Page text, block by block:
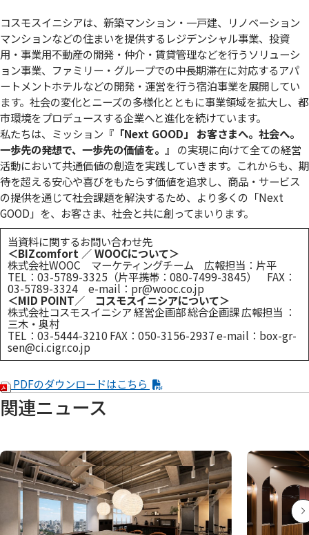
コスモスイニシアは、新築マンション・一戸建、リノベーション
マンションなどの住まいを提供するレジデンシャル事業、投資
用・事業用不動産の開発・仲介・賃貸管理などを行うソリューシ
ョン事業、ファミリー・グループでの中長期滞在に対応するアパ
ートメントホテルなどの開発・運営を行う宿泊事業を展開してい
ます。社会の変化とニーズの多様化とともに事業領域を拡大し、都
市環境をプロデュースする企業へと進化を続けています。
私たちは、ミッション『 「Next GOOD」 お客さまへ。社会へ。
⼀歩先の発想で、⼀歩先の価値を。 』 の実現に向けて全ての経営
活動において共通価値の創造を実践していきます。これからも、期
待を超える安心や喜びをもたらす価値を追求し、商品・サービス
の提供を通じて社会課題を解決するため、より多くの「Next
GOOD」を、お客さま、社会と共に創ってまいります。
当資料に関するお問い合わせ先
＜BIZcomfort ／ WOOCについて＞
株式会社WOOC マーケティングチーム 広報担当：片平
TEL：03-5789-3325（片平携帯：080-7499-3845） FAX：
03-5789-3324 e-mail： pr@wooc.co.jp
＜MID POINT／ コスモスイニシアについて＞
株式会社コスモスイニシア 経営企画部 総合企画課 広報担当 ：
三木・奥村
TEL：03-5444-3210 FAX：050-3156-2937 e-mail： box-gr-
sen@ci.cigr.co.jp
PDFのダウンロードはこちら
関連ニュース